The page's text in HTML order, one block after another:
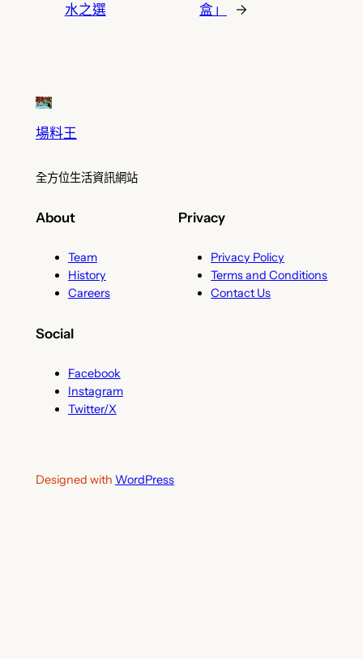
水之選
盒」
→
場料王
全方位生活資訊網站
About
Team
History
Careers
Privacy
Privacy Policy
Terms and Conditions
Contact Us
Social
Facebook
Instagram
Twitter/X
Designed with WordPress